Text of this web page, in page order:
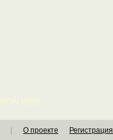
О проекте Регистрация